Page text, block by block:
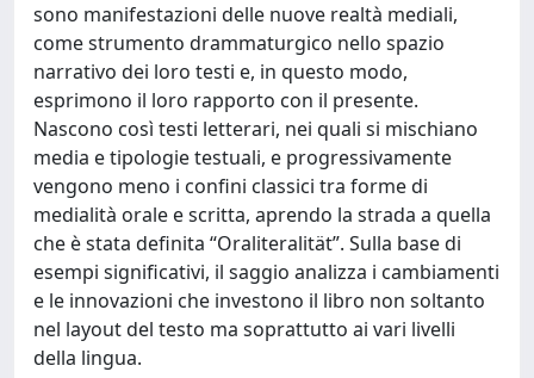
sono manifestazioni delle nuove realtà mediali,
come strumento drammaturgico nello spazio
narrativo dei loro testi e, in questo modo,
esprimono il loro rapporto con il presente.
Nascono così testi letterari, nei quali si mischiano
media e tipologie testuali, e progressivamente
vengono meno i confini classici tra forme di
medialità orale e scritta, aprendo la strada a quella
che è stata definita “Oraliteralitӓt”. Sulla base di
esempi significativi, il saggio analizza i cambiamenti
e le innovazioni che investono il libro non soltanto
nel layout del testo ma soprattutto ai vari livelli
della lingua.